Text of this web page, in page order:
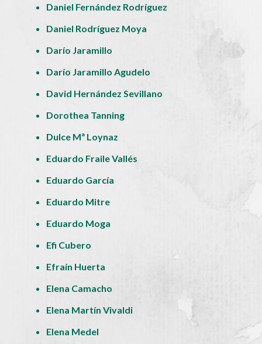
Daniel Fernández Rodríguez
Daniel Rodríguez Moya
Darío Jaramillo
Darío Jaramillo Agudelo
David Hernández Sevillano
Dorothea Tanning
Dulce Mª Loynaz
Eduardo Fraile Vallés
Eduardo García
Eduardo Mitre
Eduardo Moga
Efi Cubero
Efraín Huerta
Elena Camacho
Elena Martín Vivaldi
Elena Medel